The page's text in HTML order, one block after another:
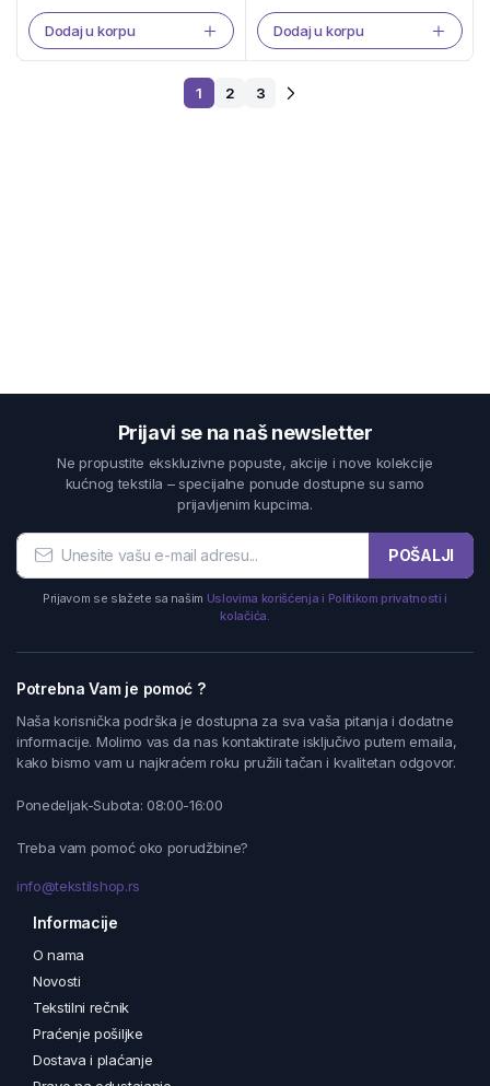
Dodaj u korpu Dodaj u korpu
1 2 3
Prijavi se na naš newsletter
Ne propustite ekskluzivne popuste, akcije i nove kolekcije
kućnog tekstila – specijalne ponude dostupne su samo
prijavljenim kupcima.
POŠALJI
Prijavom se slažete sa našim Uslovima korišćenja i Politikom privatnosti i
kolačića.
Potrebna Vam je pomoć ?
Naša korisnička podrška je dostupna za sva vaša pitanja i dodatne
informacije. Molimo vas da nas kontaktirate isključivo putem emaila,
kako bismo vam u najkraćem roku pružili tačan i kvalitetan odgovor.
Ponedeljak-Subota: 08:00-16:00
Treba vam pomoć oko porudžbine?
info@tekstilshop.rs
Informacije
O nama
Novosti
Tekstilni rečnik
Praćenje pošiljke
Dostava i plaćanje